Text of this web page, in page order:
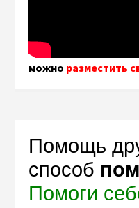
можно разместить
Помощь
способ
Помоги